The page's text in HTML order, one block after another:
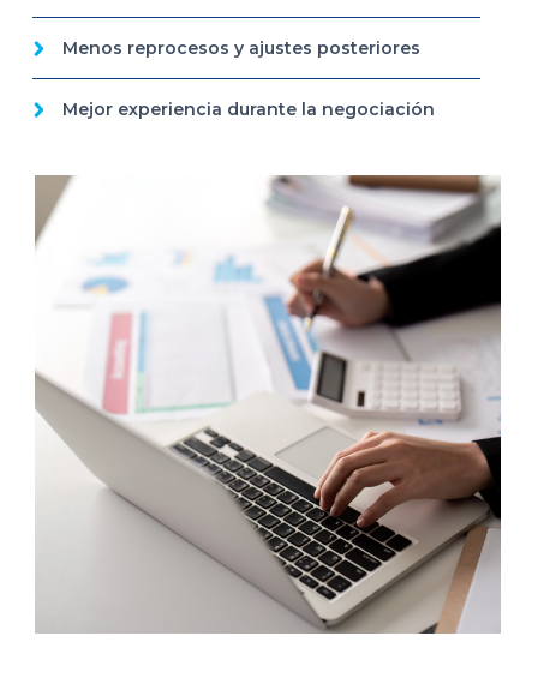
Menos reprocesos y ajustes posteriores
Mejor experiencia durante la negociación